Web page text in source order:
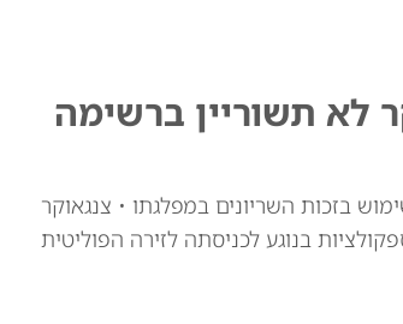
לא תשוריין ברשימה
בזכות השריונים במפלגתו • צנגאוקר
בנוגע לכניסתה לזירה הפוליטית